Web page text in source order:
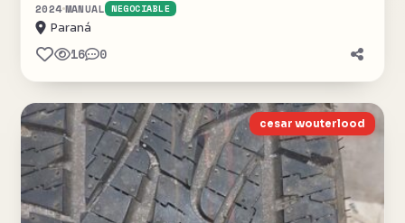
2024MANUAL NEGOCIABLE
Paraná
16 0
cesar wouterlood